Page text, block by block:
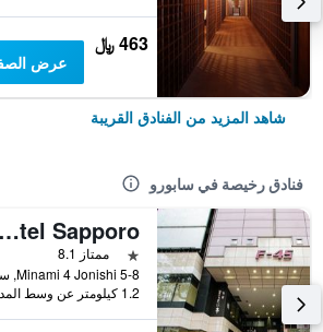
463 ﷼
عرض
شاهد المزيد من الفنادق القريبة
فنادق رخيصة في سابورو
Theatel Sapporo
نجمة واحدة
ممتاز 8.1
1.2 كيلومتر عن وسط المدينة